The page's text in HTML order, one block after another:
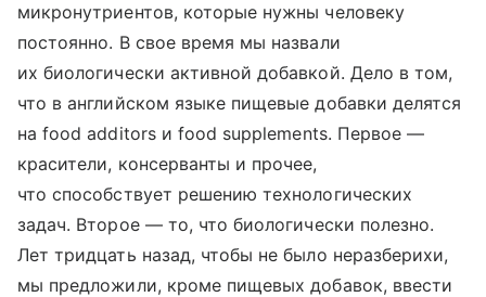
микронутриентов, которые нужны человеку
постоянно. В свое время мы назвали
их биологически активной добавкой. Дело в том,
что в английском языке пищевые добавки делятся
на food additors и food supplements. Первое —
красители, консерванты и прочее,
что способствует решению технологических
задач. Второе — то, что биологически полезно.
Лет тридцать назад, чтобы не было неразберихи,
мы предложили, кроме пищевых добавок, ввести